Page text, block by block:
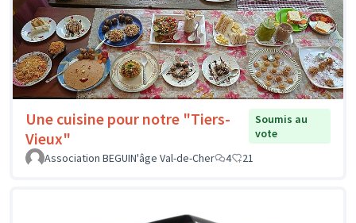
Une cuisine pour notre "Tiers-
Vieux"
Soumis au
vote
Association BEGUIN'âge Val-de-Cher
4 21